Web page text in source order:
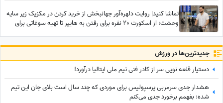
تماشا کنید| روایت دلهره‌آور جهانبخش از خرید کردن در مکزیک زیر سایه
وحشت؛ از اسکورت 20 نفره برای رفتن به هایپر تا تهیه سوغاتی برای
جدید‌ترین‌ها در ورزش
دستیار قلعه نویی سر از کادر فنی تیم ملی ایتالیا درآورد!
هشدار جدی سرمربی پرسپولیس برای موردی که چند سال است بلای جان این تیم
شده: بفهمم برخورد جدی می‌کنم